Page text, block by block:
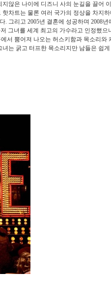
않은 나이에 디즈니 사의 눈길을 끌어
차트는 물론 여러 국가의 정상을 차지하
그리고 2005년 결혼에 성공하며 2008년
그녀를 세계 최고의 가수라고 인정했으
서 뿜어져 나오는 허스키함과 목소리와
는 굵고 터프한 목소리지만 남들은 쉽